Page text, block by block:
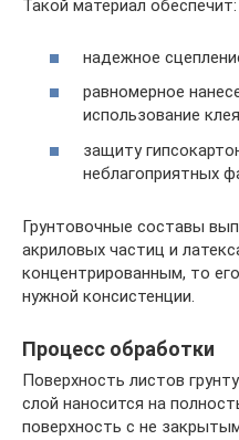
Такой материал обеспечит:
надежное
равномерное
использование
защиту
неблагоприятных
Грунтовочные составы
акриловых частиц и
концентрированным, то
нужной консистенции.
Процесс обработки
Поверхность листов
слой наносится на
поверхность с не